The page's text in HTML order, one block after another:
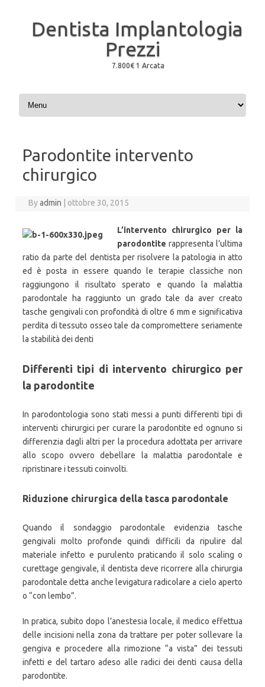
Dentista Implantologia
Prezzi
7.800€ 1 Arcata
Skip to content
Parodontite intervento
chirurgico
Byadmin ottobre 30, 2015
L’intervento chirurgico per la
parodontite rappresenta l’ultima
ratio da parte del dentista per risolvere la patologia in atto
ed è posta in essere quando le terapie classiche non
raggiungono il risultato sperato e quando la malattia
parodontale ha raggiunto un grado tale da aver creato
tasche gengivali con profondità di oltre 6 mm e significativa
perdita di tessuto osseo tale da compromettere seriamente
la stabilità dei denti
Differenti tipi di intervento chirurgico per
la parodontite
In parodontologia sono stati messi a punti differenti tipi di
interventi chirurgici per curare la parodontite ed ognuno si
differenzia dagli altri per la procedura adottata per arrivare
allo scopo ovvero debellare la malattia parodontale e
ripristinare i tessuti coinvolti.
Riduzione chirurgica della tasca parodontale
Quando il sondaggio parodontale evidenzia tasche
gengivali molto profonde quindi difficili da ripulire dal
materiale infetto e purulento praticando il solo scaling o
curettage gengivale, il dentista deve ricorrere alla chirurgia
parodontale detta anche levigatura radicolare a cielo aperto
o “con lembo”.
In pratica, subito dopo l’anestesia locale, il medico effettua
delle incisioni nella zona da trattare per poter sollevare la
gengiva e procedere alla rimozione “a vista” dei tessuti
infetti e del tartaro adeso alle radici dei denti causa della
parodontite.